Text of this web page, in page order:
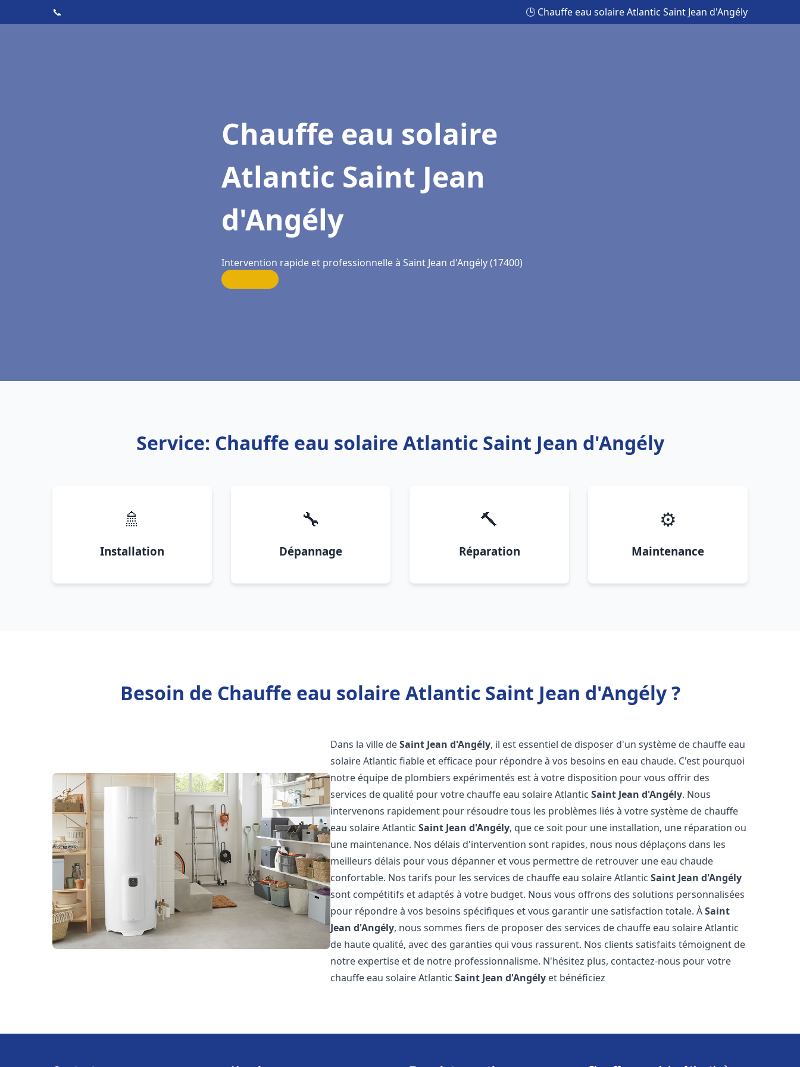
📞 🕒 Chauffe eau solaire Atlantic Saint Jean d'Angély
Chauffe eau solaire
Atlantic Saint Jean
d'Angély
Intervention rapide et professionnelle à Saint Jean d'Angély (17400)
Service: Chauffe eau solaire Atlantic Saint Jean d'Angély
🚿
Installation
🔧
Dépannage
🔨
Réparation
⚙️
Maintenance
Besoin de Chauffe eau solaire Atlantic Saint Jean d'Angély ?
Dans la ville deSaint Jean d'Angély, il est essentiel de disposer d'un système de chauffe eau
solaire Atlantic fiable et efficace pour répondre à vos besoins en eau chaude. C'est pourquoi
notre équipe de plombiers expérimentés est à votre disposition pour vous offrir des
services de qualité pour votre chauffe eau solaire AtlanticSaint Jean d'Angély. Nous
intervenons rapidement pour résoudre tous les problèmes liés à votre système de chauffe
eau solaire AtlanticSaint Jean d'Angély, que ce soit pour une installation, une réparation ou
une maintenance. Nos délais d'intervention sont rapides, nous nous déplaçons dans les
meilleurs délais pour vous dépanner et vous permettre de retrouver une eau chaude
confortable. Nos tarifs pour les services de chauffe eau solaire AtlanticSaint Jean d'Angély
sont compétitifs et adaptés à votre budget. Nous vous offrons des solutions personnalisées
pour répondre à vos besoins spécifiques et vous garantir une satisfaction totale. ÀSaint
Jean d'Angély, nous sommes fiers de proposer des services de chauffe eau solaire Atlantic
de haute qualité, avec des garanties qui vous rassurent. Nos clients satisfaits témoignent de
notre expertise et de notre professionnalisme. N'hésitez plus, contactez-nous pour votre
chauffe eau solaire AtlanticSaint Jean d'Angély et bénéficiez